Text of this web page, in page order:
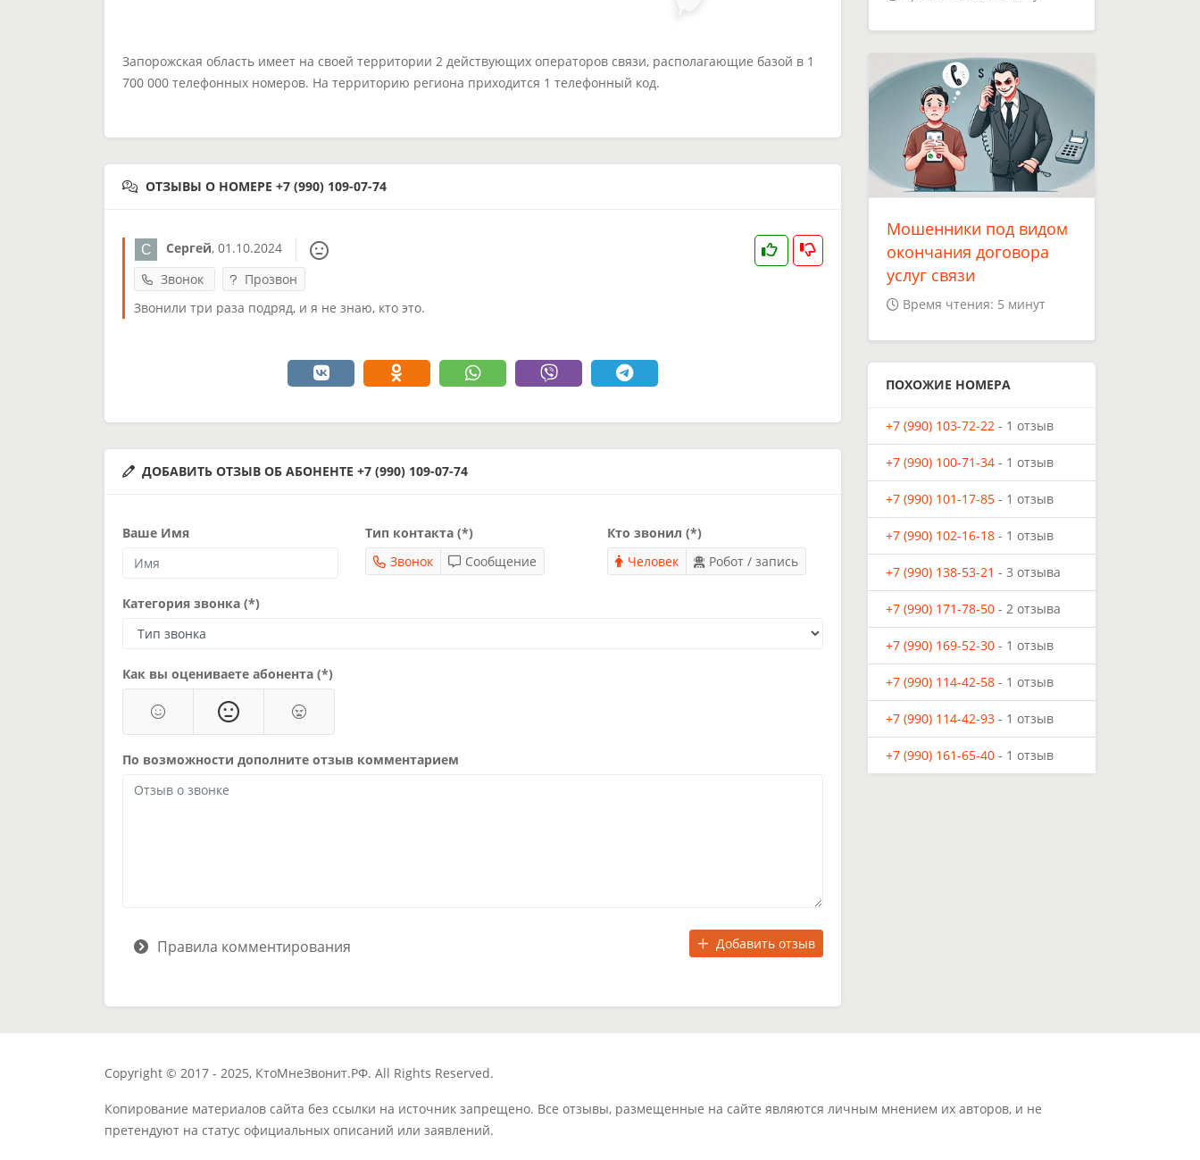
Запорожская область имеет на своей территории 2 действующих операторов связи, располагающие базой в 1
700 000 телефонных номеров. На территорию региона приходится 1 телефонный код.
ОТЗЫВЫ О НОМЕРЕ +7 (990) 109-07-74
Сергей, 01.10.2024
Звонок
Прозвон
Звонили три раза подряд, и я не знаю, кто это.
ДОБАВИТЬ ОТЗЫВ ОБ АБОНЕНТЕ +7 (990) 109-07-74
Ваше Имя
Тип контакта (*)
Звонок
Сообщение
Кто звонил (*)
Человек
Робот / запись
Категория звонка (*)
Как вы оцениваете абонента (*)
По возможности дополните отзыв комментарием
Добавить отзыв
Правила комментирования
Мошенники под видом
окончания договора
услуг связи
Время чтения: 5 минут
ПОХОЖИЕ НОМЕРА
+7 (990) 103-72-22 - 1 отзыв
+7 (990) 100-71-34 - 1 отзыв
+7 (990) 101-17-85 - 1 отзыв
+7 (990) 102-16-18 - 1 отзыв
+7 (990) 138-53-21 - 3 отзыва
+7 (990) 171-78-50 - 2 отзыва
+7 (990) 169-52-30 - 1 отзыв
+7 (990) 114-42-58 - 1 отзыв
+7 (990) 114-42-93 - 1 отзыв
+7 (990) 161-65-40 - 1 отзыв
Copyright © 2017 - 2025, КтоМнеЗвонит.РФ. All Rights Reserved.
Копирование материалов сайта без ссылки на источник запрещено. Все отзывы, размещенные на сайте являются личным мнением их авторов, и не
претендуют на статус официальных описаний или заявлений.